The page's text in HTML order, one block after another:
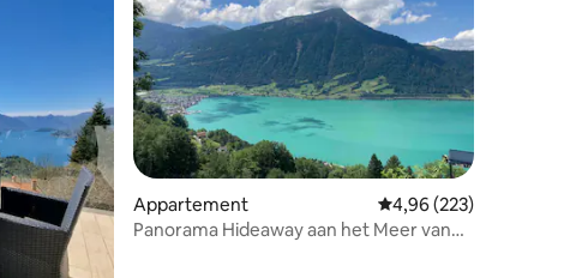
recensies
Appartement Gemiddelde
4,96 (223)
Panorama Hideaway aan het Meer van